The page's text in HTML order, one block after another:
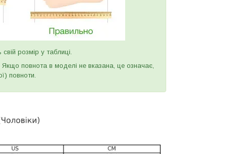
розмір у таблиці.
повнота в моделі не вказана, це означає,
повноти.